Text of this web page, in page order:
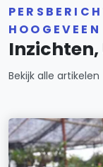
HOOGEVEEN
Inzichten,
Bekijk alle artikelen